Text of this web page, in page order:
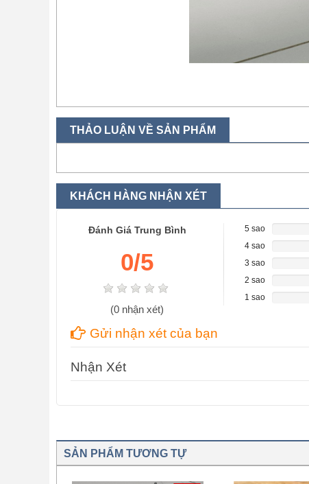
THẢO LUẬN VỀ SẢN PHẨM
KHÁCH HÀNG NHẬN XÉT
Đánh Giá Trung Bình
0/5
(0 nhận xét)
5 sao
Complete
4 sao
Complete
3 sao
Complete
2 sao
Complete
1 sao
Gửi nhận xét của bạn
Nhận Xét
SẢN PHẨM TƯƠNG TỰ